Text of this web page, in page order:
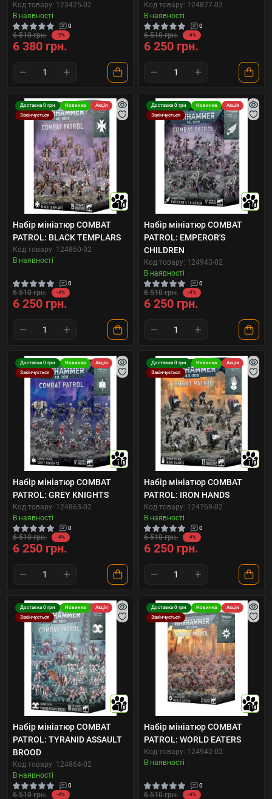
Код товару: 123425-02
В наявності
0
6 510 грн. -2%
6 380 грн.
Код товару: 124877-02
В наявності
0
6 510 грн. -4%
6 250 грн.
Доставка 0 грн Новинка
Акція
Закінчується
10
Набір мініатюр COMBAT
PATROL: BLACK TEMPLARS
Код товару: 124860-02
В наявності
0
6 510 грн. -4%
6 250 грн.
Доставка 0 грн Новинка
Акція
Закінчується
10
Набір мініатюр COMBAT
PATROL: EMPEROR'S
CHILDREN
Код товару: 124943-02
В наявності
0
6 510 грн. -4%
6 250 грн.
Доставка 0 грн Новинка
Акція
Закінчується
10
Набір мініатюр COMBAT
PATROL: GREY KNIGHTS
Код товару: 124863-02
В наявності
0
6 510 грн. -4%
6 250 грн.
Доставка 0 грн Новинка
Акція
Закінчується
10
Набір мініатюр COMBAT
PATROL: IRON HANDS
Код товару: 124769-02
В наявності
0
6 510 грн. -4%
6 250 грн.
Доставка 0 грн Новинка
Акція
Закінчується
10
Набір мініатюр COMBAT
PATROL: TYRANID ASSAULT
BROOD
Код товару: 124864-02
В наявності
0
6 510 грн. -4%
Доставка 0 грн Новинка
Акція
Закінчується
10
Набір мініатюр COMBAT
PATROL: WORLD EATERS
Код товару: 124942-02
В наявності
0
6 510 грн. -4%